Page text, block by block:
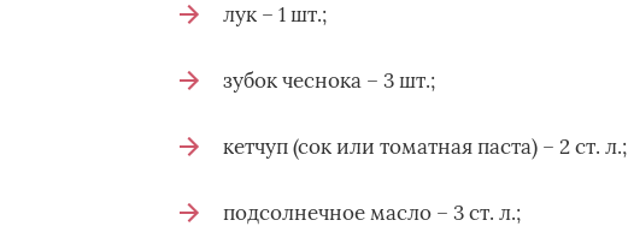
лук – 1 шт.;
зубок чеснока – 3 шт.;
кетчуп (сок или томатная паста) – 2 ст. л.;
подсолнечное масло – 3 ст. л.;